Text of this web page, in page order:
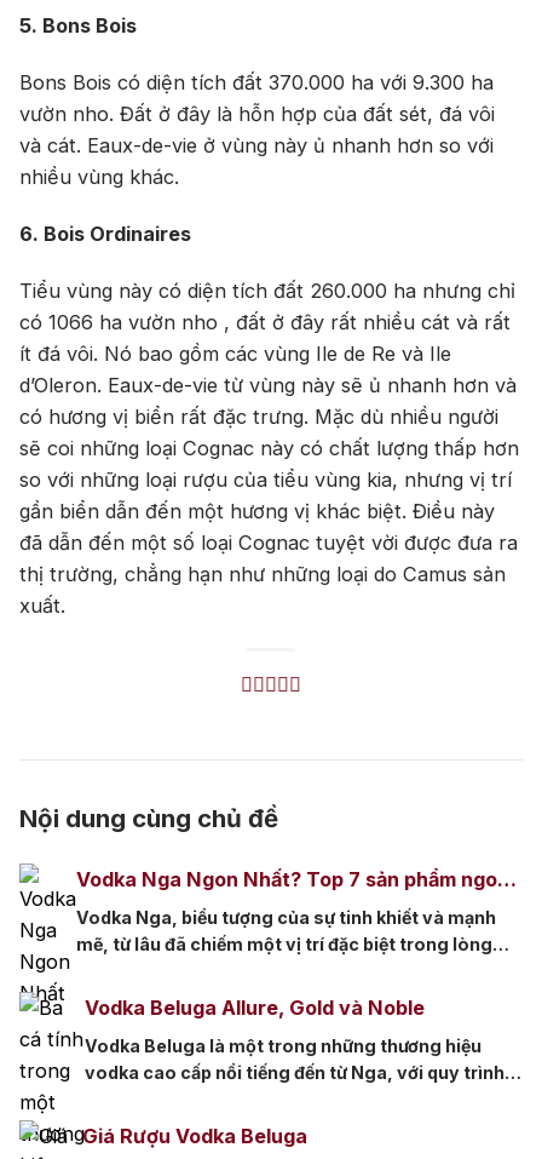
5. Bons Bois
Bons Bois có diện tích đất 370.000 ha với 9.300 ha
vườn nho. Đất ở đây là hỗn hợp của đất sét, đá vôi
và cát. Eaux-de-vie ở vùng này ủ nhanh hơn so với
nhiều vùng khác.
6. Bois Ordinaires
Tiểu vùng này có diện tích đất 260.000 ha nhưng chỉ
có 1066 ha vườn nho , đất ở đây rất nhiều cát và rất
ít đá vôi. Nó bao gồm các vùng Ile de Re và Ile
d’Oleron. Eaux-de-vie từ vùng này sẽ ủ nhanh hơn và
có hương vị biển rất đặc trưng. Mặc dù nhiều người
sẽ coi những loại Cognac này có chất lượng thấp hơn
so với những loại rượu của tiểu vùng kia, nhưng vị trí
gần biển dẫn đến một hương vị khác biệt. Điều này
đã dẫn đến một số loại Cognac tuyệt vời được đưa ra
thị trường, chẳng hạn như những loại do Camus sản
xuất.
Nội dung cùng chủ đề
Vodka Nga Ngon Nhất? Top 7 sản phẩm ngon
nên thử
Vodka Nga, biểu tượng của sự tinh khiết và mạnh
mẽ, từ lâu đã chiếm một vị trí đặc biệt trong lòng
chỉ là một loại đồ uống, Vodka đã trở thành thức
uống quen thuộc trong các bữa tiệc. Với nhiều
thương hiệu và chủng […]
Vodka Beluga Allure, Gold và Noble
Vodka Beluga là một trong những thương hiệu
vodka cao cấp nổi tiếng đến từ Nga, với quy trình
phẩm Vodka Beluga Allure, Gold và Noble là
những phiên bản đặc biệt của Beluga, mỗi dòng
Giá Rượu Vodka Beluga